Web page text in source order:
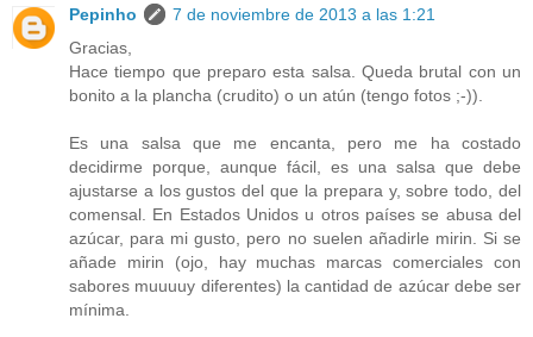
Pepinho
7 de noviembre de 2013 a las 1:21
Gracias,
Hace tiempo que preparo esta salsa. Queda brutal con un
bonito a la plancha (crudito) o un atún (tengo fotos ;-)).
Es una salsa que me encanta, pero me ha costado
decidirme porque, aunque fácil, es una salsa que debe
ajustarse a los gustos del que la prepara y, sobre todo, del
comensal. En Estados Unidos u otros países se abusa del
azúcar, para mi gusto, pero no suelen añadirle mirin. Si se
añade mirin (ojo, hay muchas marcas comerciales con
sabores muuuuy diferentes) la cantidad de azúcar debe ser
mínima.